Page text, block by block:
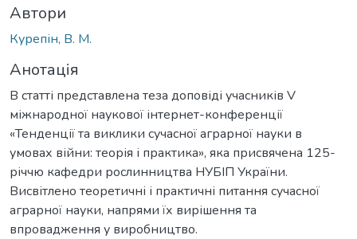
Автори
Курепін, В. М.
Анотація
В статті представлена теза доповіді учасників V
міжнародної наукової інтернет-конференції
«Тенденції та виклики сучасної аграрної науки в
умовах війни: теорія і практика», яка присвячена 125-
річчю кафедри рослинництва НУБІП України.
Висвітлено теоретичні і практичні питання сучасної
аграрної науки, напрями їх вирішення та
впровадження у виробництво.